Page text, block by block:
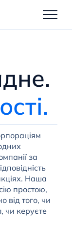
за
Наша
простою,
від того, чи
чи керуєте